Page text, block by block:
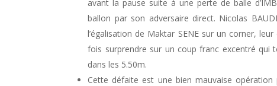
avant la pause suite à une perte de balle
ballon par son adversaire direct. Nicolas
l’égalisation de Maktar SENE sur un corner,
fois surprendre sur un coup franc excentré qui
dans les 5.50m.
Cette défaite est une bien mauvaise opération